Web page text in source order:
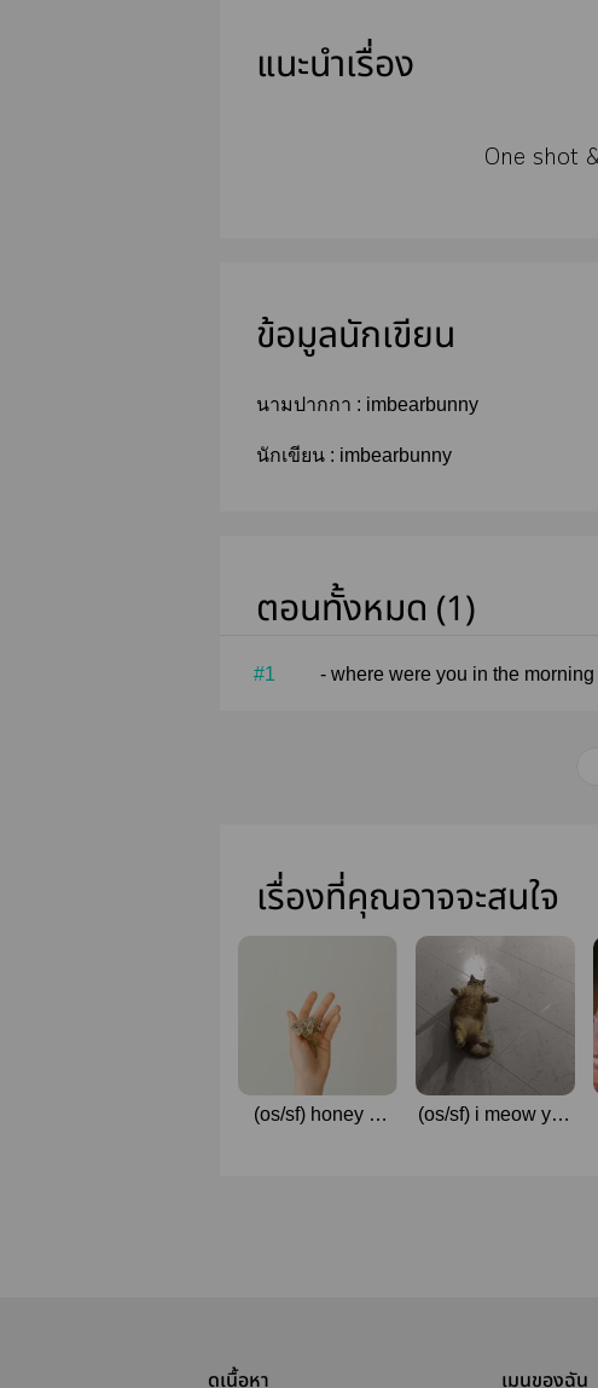
แนะนำเรื่อง
One shot
ข้อมูลนักเขียน
นามปากกา : imbearbunny
นักเขียน : imbearbunny
ตอนทั้งหมด (1)
#1 - where were you in the
เรื่องที่คุณอาจจะสนใจ
(os/sf) honey &
(os/sf) i meow you
ดูเนื้อหา เมนูของฉัน